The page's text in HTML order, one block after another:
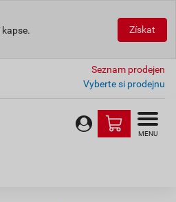
Získat
Seznam prodejen
Vyberte si prodejnu
MENU